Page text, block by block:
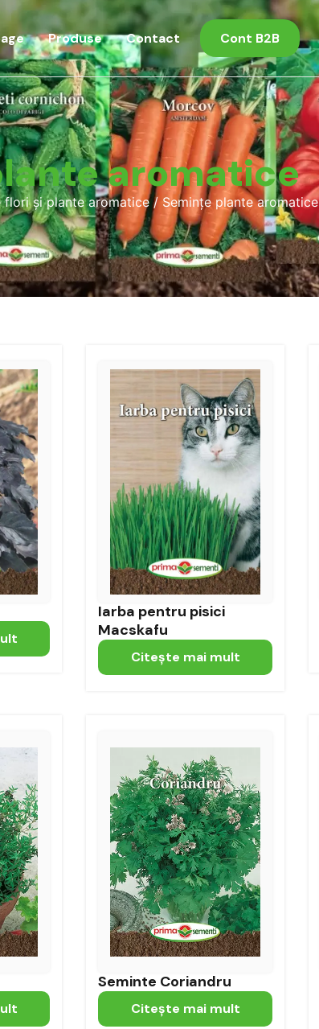
Produse Contact Cont B2B
aromatice
flori și plante aromatice/ Semințe plante aromatice
Iarba pentru pisici
Macskafu
Citeşte mai mult
Seminte Coriandru
Citeşte mai mult